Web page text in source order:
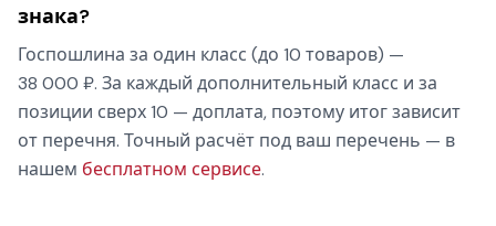
знака?
Госпошлина за один класс (до 10 товаров) —
38 000 ₽. За каждый дополнительный класс и за
позиции сверх 10 — доплата, поэтому итог зависит
от перечня. Точный расчёт под ваш перечень — в
нашем бесплатном сервисе.